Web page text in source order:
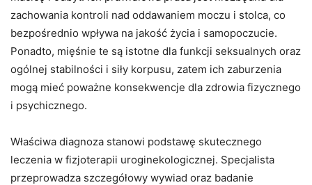
zachowania kontroli nad oddawaniem moczu i stolca, co
bezpośrednio wpływa na jakość życia i samopoczucie.
Ponadto, mięśnie te są istotne dla funkcji seksualnych oraz
ogólnej stabilności i siły korpusu, zatem ich zaburzenia
mogą mieć poważne konsekwencje dla zdrowia fizycznego
i psychicznego.
Właściwa diagnoza stanowi podstawę skutecznego
leczenia w fizjoterapii uroginekologicznej. Specjalista
przeprowadza szczegółowy wywiad oraz badanie